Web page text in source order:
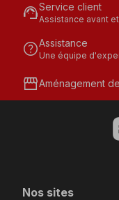
support_agentService client
Assistance avant
helpAssistance
Une équipe
storefrontAménagement
Nos sites